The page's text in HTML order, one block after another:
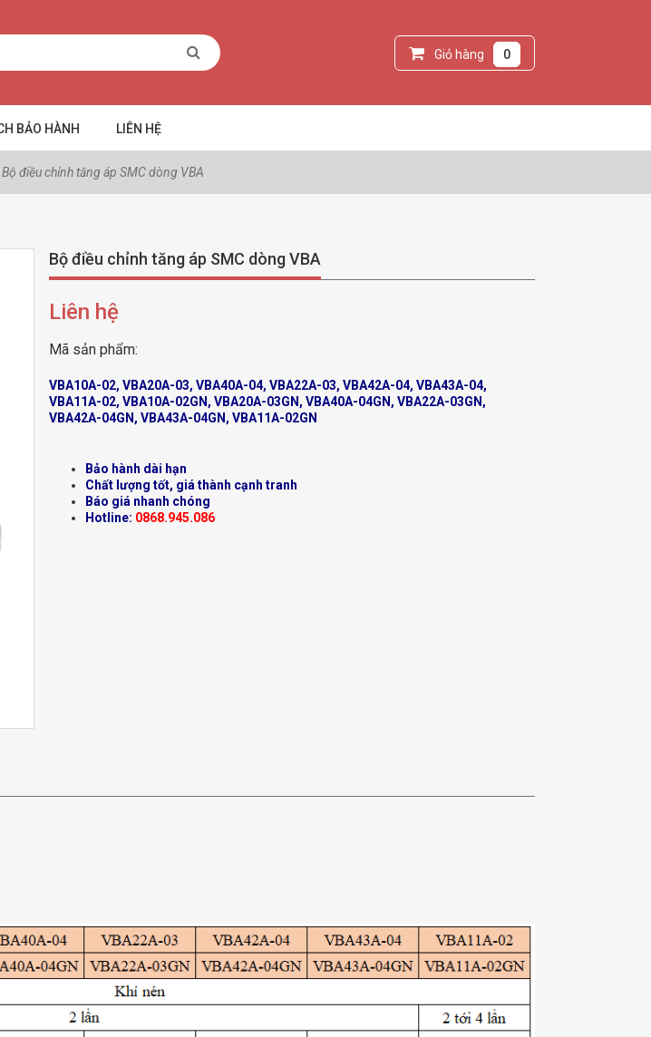
Giỏ hàng 0
BẢO HÀNH LIÊN HỆ
Bộ điều chỉnh tăng áp SMC dòng VBA
Bộ điều chỉnh tăng áp SMC dòng VBA
Liên hệ
Mã sản phẩm:
VBA10A-02, VBA20A-03, VBA40A-04, VBA22A-03, VBA42A-04, VBA43A-04,
VBA11A-02, VBA10A-02GN, VBA20A-03GN, VBA40A-04GN, VBA22A-03GN,
VBA42A-04GN, VBA43A-04GN, VBA11A-02GN
Bảo hành dài hạn
Chất lượng tốt, giá thành cạnh tranh
Báo giá nhanh chóng
Hotline: 0868.945.086